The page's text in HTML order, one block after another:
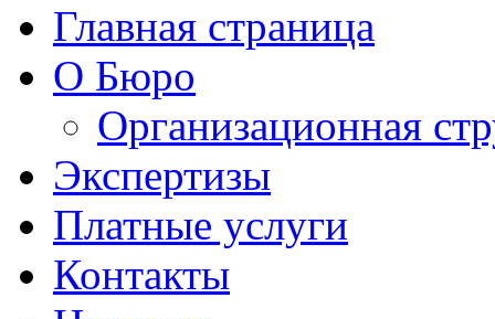
Главная страница
О Бюро
Организационная
Экспертизы
Платные услуги
Контакты